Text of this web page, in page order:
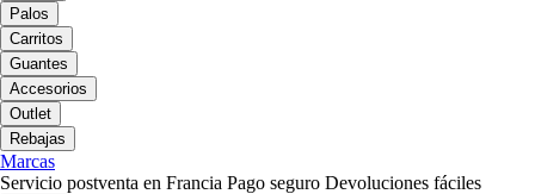
Palos
Carritos
Guantes
Accesorios
Outlet
Rebajas
Marcas
Servicio postventa en Francia Pago seguro Devoluciones fáciles